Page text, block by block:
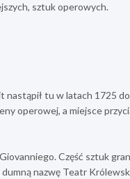
sztuk operowych.
nastąpił tu w latach 1725
operowej, a miejsce
Część sztuk
nazwę Teatr